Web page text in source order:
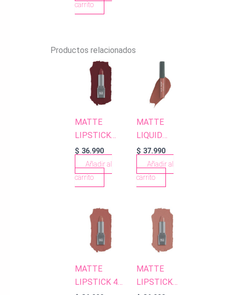
carrito
Productos relacionados
MATTE
LIPSTICK
424 RUBY
RED
$ 36.990
Añadir al
carrito
MATTE
LIQUID
LIPSTICK 503
TERRACOTTA
NUDE
$ 37.990
Añadir al
carrito
MATTE
LIPSTICK 406
MATTE
LIPSTICK